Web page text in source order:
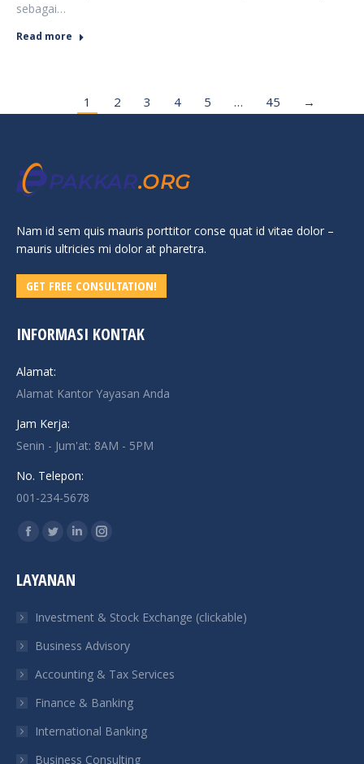
sebagai…
Read more
1 2 3 4 5 … 45 →
Nam id sem quis mauris porttitor conse quat id vitae dolor –
mauris ultricies mi dolor at pharetra.
GET FREE CONSULTATION!
INFORMASI KONTAK
Alamat:
Alamat Kantor Yayasan Anda
Jam Kerja:
Senin - Jum'at: 8AM - 5PM
No. Telepon:
001-234-5678
Find us on:
Facebook
opens
new
window
Twitter
opens
new
window
Linkedin
new
window
Instagram
new
window
LAYANAN
Investment & Stock Exchange (clickable)
Business Advisory
Accounting & Tax Services
Finance & Banking
International Banking
Business Consulting